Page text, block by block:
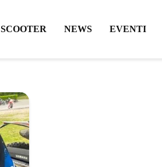
SCOOTER NEWS EVENTI